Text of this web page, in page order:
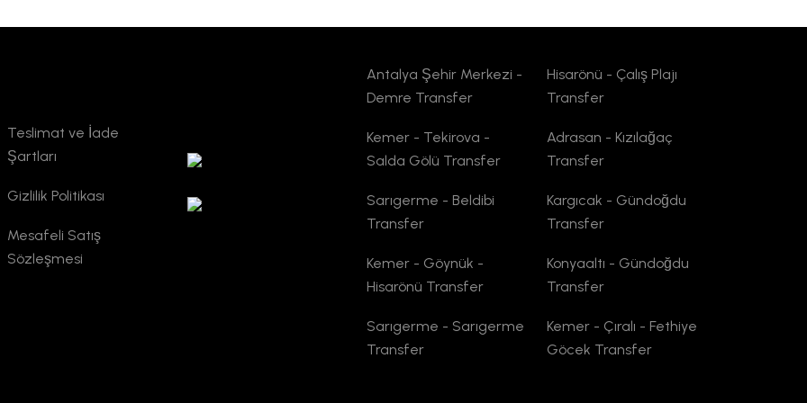
Teslimat ve İade
Şartları
Gizlilik Politikası
Mesafeli Satış
Sözleşmesi
Antalya Şehir Merkezi -
Demre Transfer
Kemer - Tekirova -
Salda Gölü Transfer
Sarıgerme - Beldibi
Transfer
Kemer - Göynük -
Hisarönü Transfer
Sarıgerme - Sarıgerme
Transfer
Hisarönü - Çalış Plajı
Transfer
Adrasan - Kızılağaç
Transfer
Kargıcak - Gündoğdu
Transfer
Konyaaltı - Gündoğdu
Transfer
Kemer - Çıralı - Fethiye
Göcek Transfer